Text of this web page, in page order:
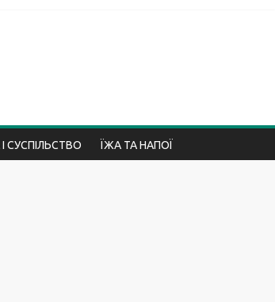
СУСПІЛЬСТВО ЇЖА ТА НАПОЇ